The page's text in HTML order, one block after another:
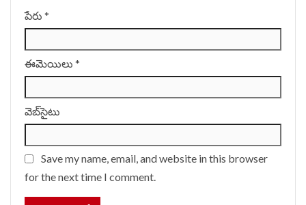
పేరు *
ఈమెయిలు *
వెబ్‌సైటు
Save my name, email, and website in this browser
for the next time I comment.